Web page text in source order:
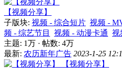
【视频分享】
子版块: 视频 - 综合短片 视频 -
频 - 综艺节目
视频 - 动漫卡通 视
主题: 1万 · 帖数: 4万
最新: 农历新年广告 2023-1-25
【视频分享】